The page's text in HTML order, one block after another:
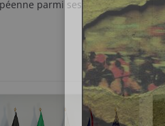
parmi ses